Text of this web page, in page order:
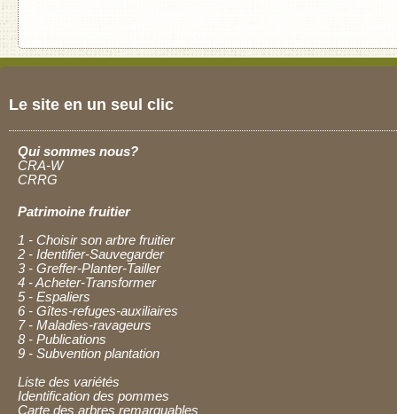
Le site en un seul clic
Qui sommes nous?
CRA-W
CRRG
Patrimoine fruitier
1 - Choisir son arbre fruitier
2 - Identifier-Sauvegarder
3 - Greffer-Planter-Tailler
4 - Acheter-Transformer
5 - Espaliers
6 - Gîtes-refuges-auxiliaires
7 - Maladies-ravageurs
8 - Publications
9 - Subvention plantation
Liste des variétés
Identification des pommes
Carte des arbres remarquables